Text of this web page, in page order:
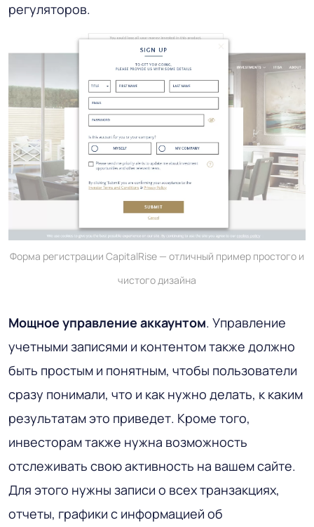
регуляторов.
Форма регистрации CapitalRise — отличный пример простого и
чистого дизайна
Мощное управление аккаунтом. Управление
учетными записями и контентом также должно
быть простым и понятным, чтобы пользователи
сразу понимали, что и как нужно делать, к каким
результатам это приведет. Кроме того,
инвесторам также нужна возможность
отслеживать свою активность на вашем сайте.
Для этого нужны записи о всех транзакциях,
отчеты, графики с информацией об